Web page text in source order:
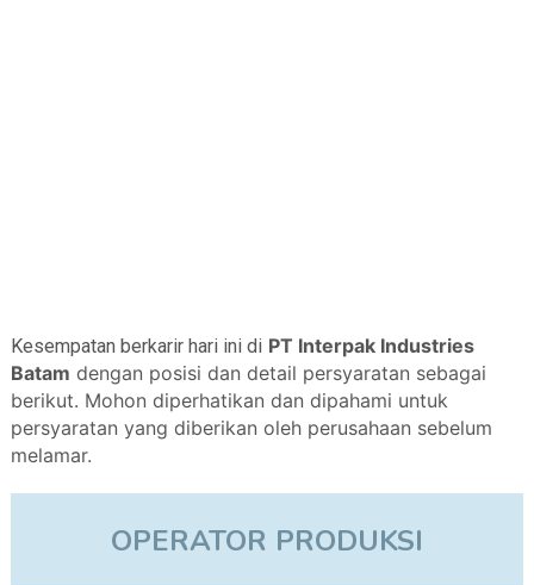
Kesempatan berkarir hari ini di PT Interpak Industries
Batam dengan posisi dan detail persyaratan sebagai
berikut. Mohon diperhatikan dan dipahami untuk
persyaratan yang diberikan oleh perusahaan sebelum
melamar.
OPERATOR PRODUKSI